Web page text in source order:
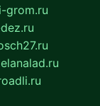
grom.ru